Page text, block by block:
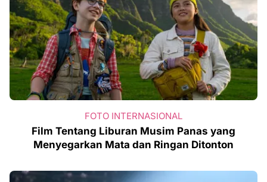
FOTO INTERNASIONAL
Film Tentang Liburan Musim Panas yang
Menyegarkan Mata dan Ringan Ditonton